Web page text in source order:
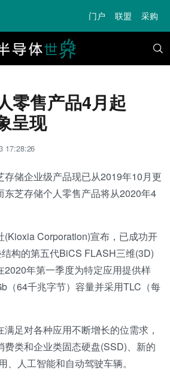
门户 联盟 采购
零售产品4月起
呈现
17:28:26
存储企业级产品现已从2019年10月更
东芝存储个人零售产品将从2020年4
(Kioxia Corporation)宣布，已成功开
构的第五代BiCS FLASH三维(3D)
2020年第一季度为特定应用提供样
（64千兆字节）容量并采用TLC（每
足对各种应用不断增长的位需求，
费类和企业类固态硬盘(SSD)、新的
、人工智能和自动驾驶车辆。